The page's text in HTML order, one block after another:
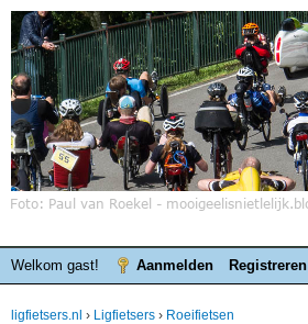
Welkom gast! Aanmelden Registreren
ligfietsers.nl › Ligfietsers › Roeifietsen